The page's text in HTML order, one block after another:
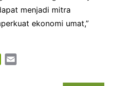
menjadi mitra
ekonomi umat,”